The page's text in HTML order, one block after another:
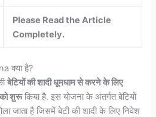
Please Read the Article
Completely.
क्या है?
बेटियों की शादी धूमधाम से करने के लिए
को शुरूकिया है. इस योजना के अंतर्गत बेटियों
जाता है जिसमें बेटी की शादी के लिए निवेश